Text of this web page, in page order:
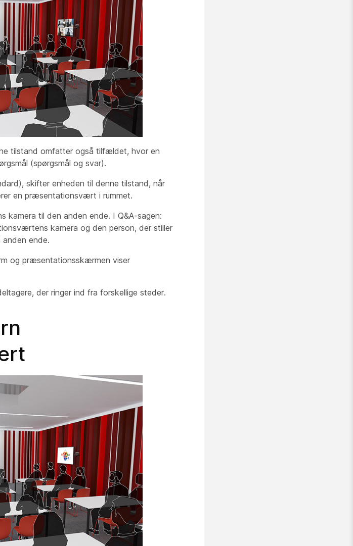
tilstand omfatter også tilfældet, hvor en
(spørgsmål og svar).
skifter enheden til denne tilstand, når
en præsentationsvært i rummet.
kamera til den anden ende. I Q&A-sagen:
kamera og den person, der stiller
anden ende.
og præsentationsskærmen viser
der ringer ind fra forskellige steder.